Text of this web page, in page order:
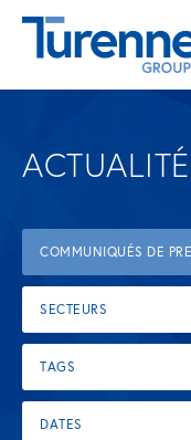
COMMUNIQUÉS DE
SECTEURS
TAGS
DATES